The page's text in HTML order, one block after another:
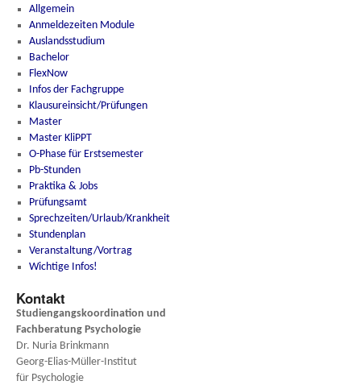
Allgemein
Anmeldezeiten Module
Auslandsstudium
Bachelor
FlexNow
Infos der Fachgruppe
Klausureinsicht/Prüfungen
Master
Master KliPPT
O-Phase für Erstsemester
Pb-Stunden
Praktika & Jobs
Prüfungsamt
Sprechzeiten/Urlaub/Krankheit
Stundenplan
Veranstaltung/Vortrag
Wichtige Infos!
Kontakt
Studiengangskoordination und
Fachberatung Psychologie
Dr. Nuria Brinkmann
Georg-Elias-Müller-Institut
für Psychologie